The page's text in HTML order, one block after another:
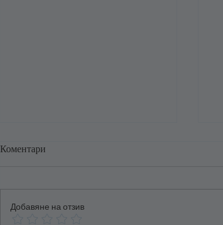
Коментари
Добавяне на отзив